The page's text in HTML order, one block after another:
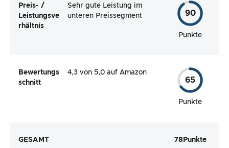
Preis- /
Leistungsve
rhältnis
Sehr gute Leistung im
unteren Preissegment
90
Punkte
Bewertungs
schnitt
4,3 von 5,0 auf Amazon
65
Punkte
GESAMT 78 Punkte